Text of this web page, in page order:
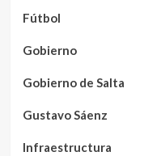
Fútbol
Gobierno
Gobierno de Salta
Gustavo Sáenz
Infraestructura